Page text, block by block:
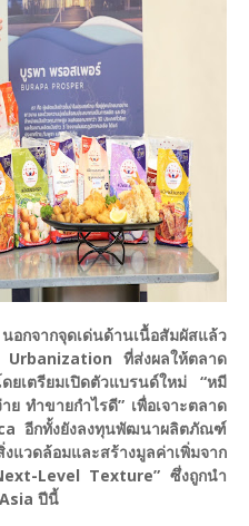
อกจากจุดเด่นด้านเนื้อสัมผัสแล้ว
ที่ส่งผลให้ตลาด
ยเตรียมเปิดตัวแบรนด์ใหม่ “หมี
ย ทำขายกำไรดี” เพื่อเจาะตลาด
อีกทั้งยังลงทุนพัฒนาผลิตภัณฑ์
แวดล้อมและสร้างมูลค่าเพิ่มจาก
Level Texture” ซึ่งถูกนำ
ปีนี้